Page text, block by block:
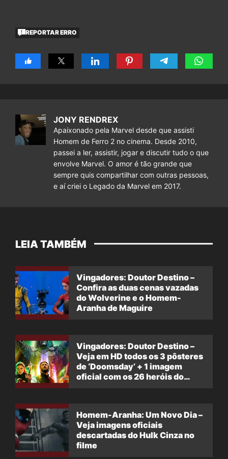
REPORTAR ERRO
JONY RENDREX
Apaixonado pela Marvel desde que assisti
Homem de Ferro 2 no cinema. Desde 2010,
passei a ler, assistir, jogar e discutir tudo o que
envolve Marvel. O amor é tão grande que
sempre quis compartilhar com outras pessoas,
e aí criei o Legado da Marvel em 2017.
LEIA TAMBÉM
Vingadores: Doutor Destino –
Confira as duas cenas vazadas
do Wolverine e o Homem-
Aranha de Maguire
Vingadores: Doutor Destino –
Veja em HD todos os 3 pôsteres
de ‘Doomsday’ + 1 imagem
oficial com os 26 heróis do
Homem-Aranha: Um Novo Dia –
Veja imagens oficiais
descartadas do Hulk Cinza no
filme